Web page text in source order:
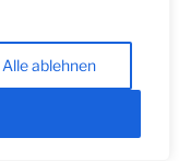
Alle ablehnen